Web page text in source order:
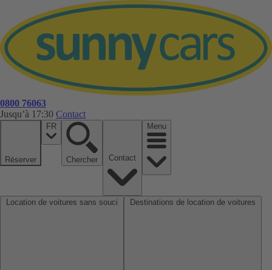
0800 76063
Jusqu’à 17:30 Contact
Réserver
FR
Chercher
Menu